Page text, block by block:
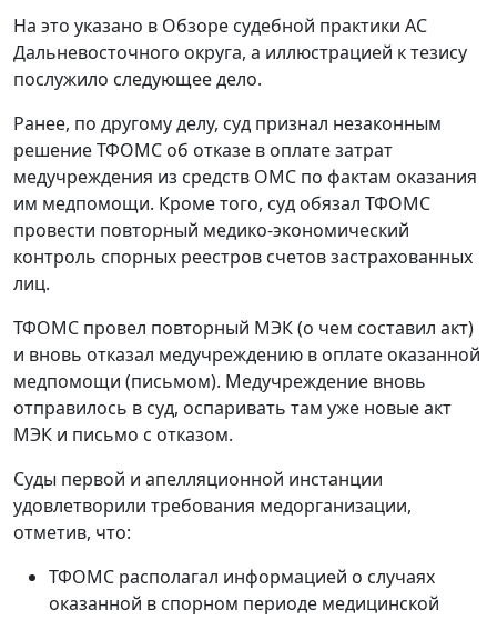
На это указано в Обзоре судебной практики АС
Дальневосточного округа, а иллюстрацией к тезису
послужило следующее дело.
Ранее, по другому делу, суд признал незаконным
решение ТФОМС об отказе в оплате затрат
медучреждения из средств ОМС по фактам оказания
им медпомощи. Кроме того, суд обязал ТФОМС
провести повторный медико-экономический
контроль спорных реестров счетов застрахованных
лиц.
ТФОМС провел повторный МЭК (о чем составил акт)
и вновь отказал медучреждению в оплате оказанной
медпомощи (письмом). Медучреждение вновь
отправилось в суд, оспаривать там уже новые акт
МЭК и письмо с отказом.
Суды первой и апелляционной инстанции
удовлетворили требования медорганизации,
отметив, что:
ТФОМС располагал информацией о случаях
оказанной в спорном периоде медицинской